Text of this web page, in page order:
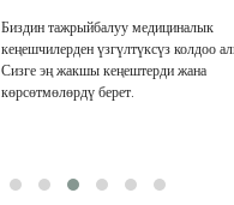
Биздин тажрыйбалуу медициналык
кеңешчилерден үзгүлтүксүз колдоо
Сизге эң жакшы кеңештерди жана
көрсөтмөлөрдү берет.